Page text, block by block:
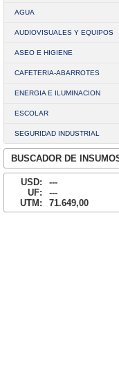
AGUA
AUDIOVISUALES Y EQUIPOS
ASEO E HIGIENE
CAFETERIA-ABARROTES
ENERGIA E ILUMINACION
ESCOLAR
SEGURIDAD INDUSTRIAL
BUSCADOR DE
USD:
---
UF:
---
UTM:
71.649,00